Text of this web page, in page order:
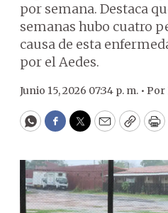
por semana. Destaca
semanas hubo cuatro
causa de esta
por el Aedes.
Junio 15, 2026 07:34 p. m. • Por
WhatsApp
Facebook
Twitter
EmailCopy